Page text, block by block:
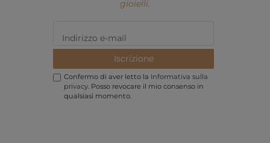
gioielli.
Iscrizione
Confermo di aver letto la Informativa sulla
privacy. Posso revocare il mio consenso in
qualsiasi momento.